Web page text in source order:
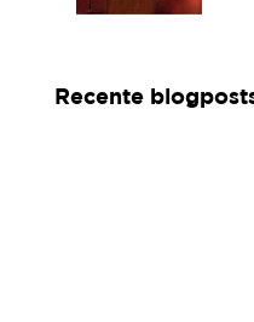
Recente